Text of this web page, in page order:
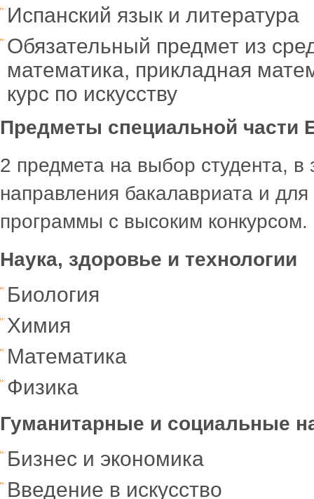
Испанский язык и литература
Обязательный предмет из
математика, прикладная
курс по искусству
Предметы специальной части
2 предмета на выбор студента,
направления бакалавриата и
программы с высоким конкурсом.
Наука, здоровье и технологии
Биология
Химия
Математика
Физика
Гуманитарные и социальные
Бизнес и экономика
Введение в искусство